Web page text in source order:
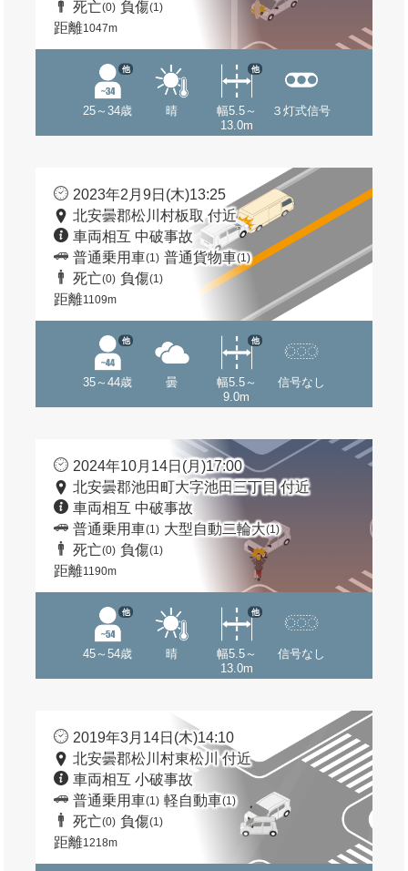
死亡(0) 負傷(1)
距離1047m
25～34歳
他
晴
幅5.5～
13.0m
他
３灯式信号
2023年2月9日(木)13:25
北安曇郡松川村板取 付近
車両相互 中破事故
普通乗用車(1) 普通貨物車(1)
死亡(0) 負傷(1)
距離1109m
35～44歳
他
曇
幅5.5～
9.0m
他
信号なし
2024年10月14日(月)17:00
北安曇郡池田町大字池田三丁目 付近
車両相互 中破事故
普通乗用車(1) 大型自動二輪大(1)
死亡(0) 負傷(1)
距離1190m
45～54歳
他
晴
幅5.5～
13.0m
他
信号なし
2019年3月14日(木)14:10
北安曇郡松川村東松川 付近
車両相互 小破事故
普通乗用車(1) 軽自動車(1)
死亡(0) 負傷(1)
距離1218m